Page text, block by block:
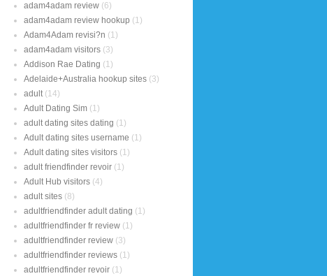
adam4adam review (6)
adam4adam review hookup (1)
Adam4Adam revisi?n (1)
adam4adam visitors (3)
Addison Rae Dating (1)
Adelaide+Australia hookup sites (3)
adult(14)
Adult Dating Sim (1)
adult dating sites dating (1)
Adult dating sites username (1)
Adult dating sites visitors (1)
adult friendfinder revoir (1)
Adult Hub visitors (4)
adult sites (8)
adultfriendfinder adult dating (1)
adultfriendfinder fr review (1)
adultfriendfinder review (3)
adultfriendfinder reviews (1)
adultfriendfinder revoir (1)